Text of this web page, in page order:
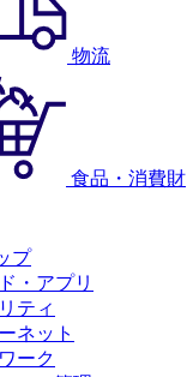
物流
食品・消費財
プ
・アプリ
ティ
ネット
ーク